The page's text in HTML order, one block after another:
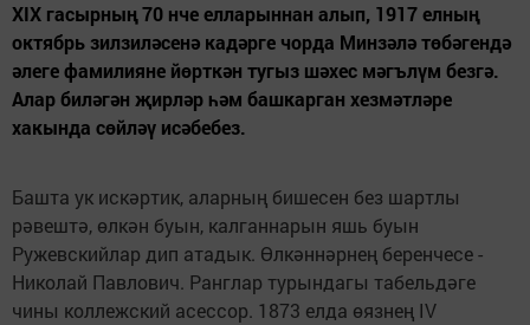
ХIХ гасырның 70 нче елларыннан алып, 1917 елның
октябрь зилзиләсенә кадәрге чорда Минзәлә төбәгендә
әлеге фамилияне йөрткән тугыз шәхес мәгълүм безгә.
Алар биләгән җирләр һәм башкарган хезмәтләре
хакында сөйләү исәбебез.
Башта ук искәртик, алар­ның бишесен без шарт­лы
рәвештә, өлкән буын, калганнарын яшь буын
Ружевскийлар дип ата­дык. Өлкәннәрнең бе­ренчесе -
Николай Пав­лович. Ранглар турында­гы табельдәге
чины кол­лежский асессор. 1873 елда өязнең IV